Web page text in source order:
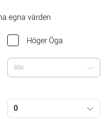
egna värden
Höger Öga
Sfär
0